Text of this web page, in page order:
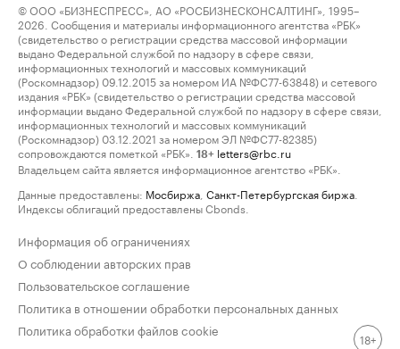
© ООО «БИЗНЕСПРЕСС», АО «РОСБИЗНЕСКОНСАЛТИНГ», 1995–
2026. Сообщения и материалы информационного агентства «РБК»
(свидетельство о регистрации средства массовой информации
выдано Федеральной службой по надзору в сфере связи,
информационных технологий и массовых коммуникаций
(Роскомнадзор) 09.12.2015 за номером ИА №ФС77-63848) и сетевого
издания «РБК» (свидетельство о регистрации средства массовой
информации выдано Федеральной службой по надзору в сфере связи,
информационных технологий и массовых коммуникаций
(Роскомнадзор) 03.12.2021 за номером ЭЛ №ФС77-82385)
сопровождаются пометкой «РБК».
18+ letters@rbc.ru
Владельцем сайта является информационное агентство «РБК».
Данные предоставлены: Мосбиржа Санкт-Петербургская биржа
Индексы облигаций предоставлены Cbonds.
Информация об ограничениях
О соблюдении авторских прав
Пользовательское соглашение
Политика в отношении обработки персональных данных
Политика обработки файлов cookie
18+